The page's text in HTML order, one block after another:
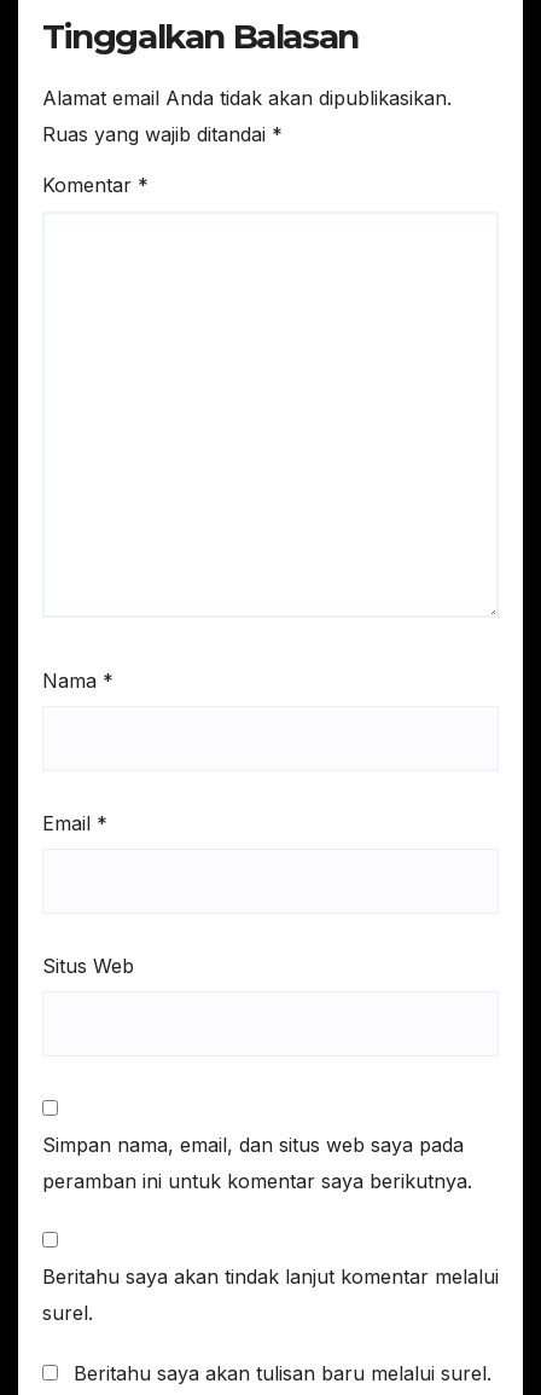
Tinggalkan Balasan
Alamat email Anda tidak akan dipublikasikan.
Ruas yang wajib ditandai *
Komentar *
Nama *
Email *
Situs Web
Simpan nama, email, dan situs web saya pada
peramban ini untuk komentar saya berikutnya.
Beritahu saya akan tindak lanjut komentar melalui
surel.
Beritahu saya akan tulisan baru melalui surel.